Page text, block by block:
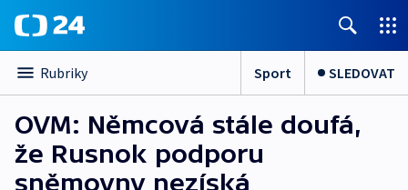
Rubriky Sport SLEDOVAT
OVM: Němcová stále doufá,
že Rusnok podporu
sněmovny nezíská